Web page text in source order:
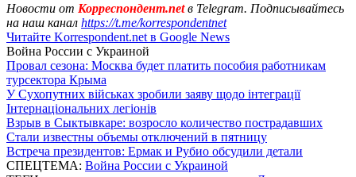
Новости от Корреспондент.netв Telegram. Подписывайтесь
на наш канал https://t.me/korrespondentnet
Читайте Korrespondent.net в Google News
Война России с Украиной
Провал сезона: Москва будет платить пособия работникам
турсектора Крыма
У Сухопутних військах зробили заяву щодо інтеграції
Інтернаціональних легіонів
Взрыв в Сыктывкаре: возросло количество пострадавших
Стали известны объемы отключений в пятницу
Встреча президентов: Ермак и Рубио обсудили детали
СПЕЦТЕМА: Война России с Украиной